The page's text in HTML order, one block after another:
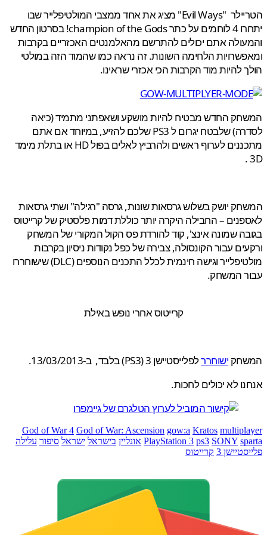
הטריילר "Evil Ways" מציג את אחד ממצבי המולטיפלייר שבו
יתחרו 4 לוחמים על כתר champion of the Gods! בסרטון החדש
אתם יכולים להתרשם מהאלמנטים האכזריים בקרבות
הלחימה השונות. זה נראה כמו שהמוד הזה במולטי
להיות מוד הקרבות הכי אכזרי שראינו.
החדש מבטיח להיות מושקע ושאפתני מתמיד (כיאה
לסדרה) שלבטח יגרום ל PS3 שלכם להזיע, במיוחד אם אתם
מתכננים לערוף ראשים ולהרביץ לאלים בפול HD או בתלת מימד
יושק בשלוש גרסאות שונות, גרסה "רגילה" ושתי גרסאות
– החבילה היקרה יותר כוללת דמות פלסטיק של קרייטוס
שמונה אינצ', קוד להורדת פס הקול המקורי של המשחק
עבור הקונסולה, צבירה של כפל נקודות ניסיון בקרבות
מולטיפלייר וגישה חינמית לכלל התכנים הנוספים (DLC) שישוחררו
המשחק.
קרייטוס אחרי נופש באילת
ישוחררלפלייסטיישן 3 (PS3) בלבד, ב-13/03/2013.
לא יכולים לחכות.
God of War 4 God of War: Ascension gow:a Kratos
PlayStation 3 ps3 SONY אונליין בישראל ישראל סיפור עלילה
3
קרייטוס